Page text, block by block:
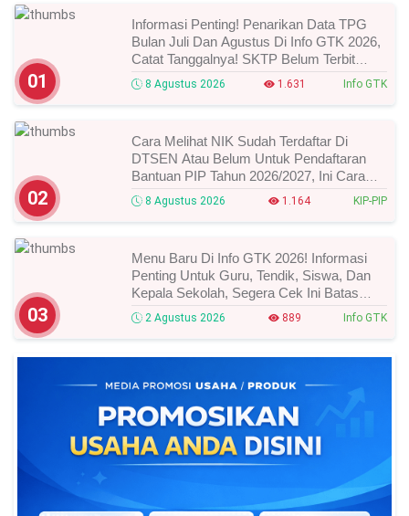
01
Informasi Penting! Penarikan Data TPG
Bulan Juli Dan Agustus Di Info GTK 2026,
Catat Tanggalnya! SKTP Belum Terbit
Januari–Juni, Ini Prosesnya!
8 Agustus 2026 1.631 Info GTK
02
Cara Melihat NIK Sudah Terdaftar Di
DTSEN Atau Belum Untuk Pendaftaran
Bantuan PIP Tahun 2026/2027, Ini Cara
Cek Dan Syarat Perubahan Desil!
8 Agustus 2026 1.164 KIP-PIP
03
Menu Baru Di Info GTK 2026! Informasi
Penting Untuk Guru, Tendik, Siswa, Dan
Kepala Sekolah, Segera Cek Ini Batas
Waktunya!
2 Agustus 2026 889 Info GTK